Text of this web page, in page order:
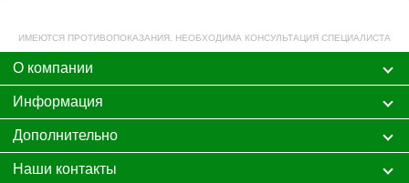
ИМЕЮТСЯ ПРОТИВОПОКАЗАНИЯ. НЕОБХОДИМА КОНСУЛЬТАЦИЯ СПЕЦИАЛИСТА
О компании
Информация
Дополнительно
Наши контакты